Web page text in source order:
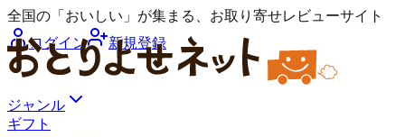
全国の「おいしい」が集まる、お取り寄せレビューサイト
ログイン
新規登録
ジャンル
ギフト